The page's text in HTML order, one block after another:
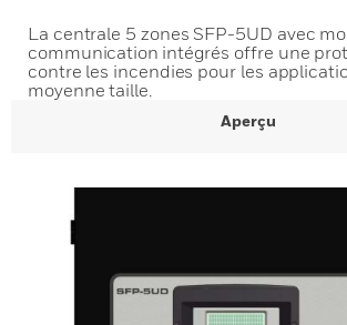
La centrale 5 zones SFP-5UD avec
communication intégrés offre une
contre les incendies pour les
moyenne taille.
Aperçu